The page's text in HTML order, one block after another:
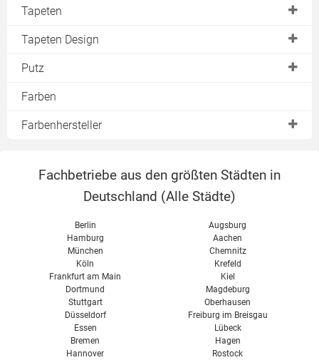
Bad verputzen
Kosten für Putzarbeiten
Putzgrundierung
Keller verputzen
Kosten für das Tapezieren
Tapeten
Glasfasertapete
Seidentapete
Tapeten Design
Streifentapete
Retro Tapete
Putz
Fassadenputz
Leichtputz
Farben
Farbenhersteller
Auro
Caparol
Remmers
Sikkens
Fachbetriebe aus den größten Städten in
Deutschland (Alle Städte)
Berlin
Hamburg
München
Köln
Frankfurt am Main
Dortmund
Stuttgart
Düsseldorf
Essen
Bremen
Hannover
Augsburg
Aachen
Chemnitz
Krefeld
Kiel
Magdeburg
Oberhausen
Freiburg im Breisgau
Lübeck
Hagen
Rostock